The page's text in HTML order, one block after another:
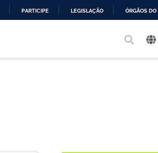
PARTICIPE LEGISLAÇÃO ÓRGÃOS